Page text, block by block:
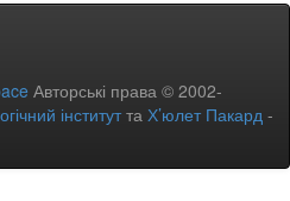
Авторські права © 2002-
інститутта Х’юлет Пакард -